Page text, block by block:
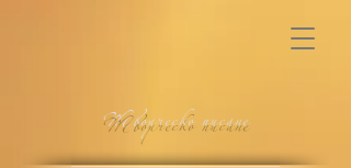
Творческо писане